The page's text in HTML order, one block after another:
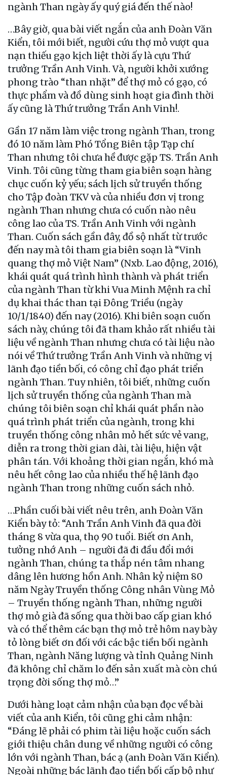
ngành Than ngày ấy quý giá đến thế nào!
…Bây giờ, qua bài viết ngắn của anh Đoàn Văn
Kiển, tôi mới biết, người cứu thợ mỏ vượt qua
nạn thiếu gạo kịch liệt thời ấy là cựu Thứ
trưởng Trần Anh Vinh. Và, người khởi xướng
phong trào “than nhặt” để thợ mỏ có gạo, có
thực phẩm và đồ dùng sinh hoạt gia đình thời
ấy cũng là Thứ trưởng Trần Anh Vinh!.
Gần 17 năm làm việc trong ngành Than, trong
đó 10 năm làm Phó Tổng Biên tập Tạp chí
Than nhưng tôi chưa hề được gặp TS. Trần Anh
Vinh. Tôi cũng từng tham gia biên soạn hàng
chục cuốn kỷ yếu; sách lịch sử truyền thống
cho Tập đoàn TKV và của nhiều đơn vị trong
ngành Than nhưng chưa có cuốn nào nêu
công lao của TS. Trần Anh Vinh với ngành
Than. Cuốn sách gần đây, đồ sộ nhất từ trước
đến nay mà tôi tham gia biên soạn là “Vinh
quang thợ mỏ Việt Nam” (Nxb. Lao động, 2016),
khái quát quá trình hình thành và phát triển
của ngành Than từ khi Vua Minh Mệnh ra chỉ
dụ khai thác than tại Đông Triều (ngày
10/1/1840) đến nay (2016). Khi biên soạn cuốn
sách này, chúng tôi đã tham khảo rất nhiều tài
liệu về ngành Than nhưng chưa có tài liệu nào
nói về Thứ trưởng Trần Anh Vinh và những vị
lãnh đạo tiền bối, có công chỉ đạo phát triển
ngành Than. Tuy nhiên, tôi biết, những cuốn
lịch sử truyền thống của ngành Than mà
chúng tôi biên soạn chỉ khái quát phần nào
quá trình phát triển của ngành, trong khi
truyền thống công nhân mỏ hết sức vẻ vang,
diễn ra trong thời gian dài, tài liệu, hiện vật
phân tán. Với khoảng thời gian ngắn, khó mà
nêu hết công lao của nhiều thế hệ lãnh đạo
ngành Than trong những cuốn sách nhỏ.
…Phần cuối bài viết nêu trên, anh Đoàn Văn
Kiển bày tỏ: “Anh Trần Anh Vinh đã qua đời
tháng 8 vừa qua, thọ 90 tuổi. Biết ơn Anh,
tưởng nhớ Anh – người đã đi đầu đổi mới
ngành Than, chúng ta thắp nén tâm nhang
dâng lên hương hồn Anh. Nhân kỷ niệm 80
năm Ngày Truyền thống Công nhân Vùng Mỏ
– Truyền thống ngành Than, những người
thợ mỏ già đã sống qua thời bao cấp gian khó
và có thể thêm các bạn thợ mỏ trẻ hôm nay bày
tỏ lòng biết ơn đối với các bậc tiền bối ngành
Than, ngành Năng lượng và tỉnh Quảng Ninh
đã không chỉ chăm lo đến sản xuất mà còn chú
trọng đời sống thợ mỏ…”
Dưới hàng loạt cảm nhận của bạn đọc về bài
viết của anh Kiển, tôi cũng ghi cảm nhận:
“Đáng lẽ phải có phim tài liệu hoặc cuốn sách
giới thiệu chân dung về những người có công
lớn với ngành Than, bác ạ (anh Đoàn Văn Kiển).
Ngoài những bác lãnh đạo tiền bối cấp bộ như